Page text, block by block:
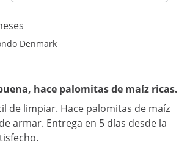
Denmark
hace palomitas de maíz ricas.
de limpiar. Hace palomitas de maíz
armar. Entrega en 5 días desde la